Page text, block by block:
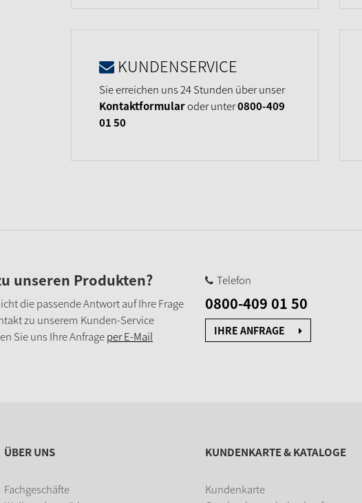
KUNDENSERVICE
Sie erreichen uns 24 Stunden über unser
Kontaktformularoder unter0800-409
01 50
unseren Produkten?
die passende Antwort auf Ihre Frage
zu unserem Kunden-Service
Sie uns Ihre Anfrageper E-Mail
Telefon
0800-409 01 50
IHRE ANFRAGE
ÜBER UNS
Fachgeschäfte
KUNDENKARTE & KATALOGE
Kundenkarte